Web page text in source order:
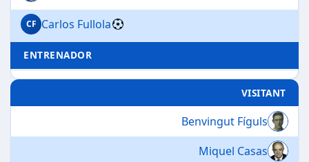
CF Carlos Fullola
ENTRENADOR
VISITANT
Benvingut Fíguls
Miquel Casas